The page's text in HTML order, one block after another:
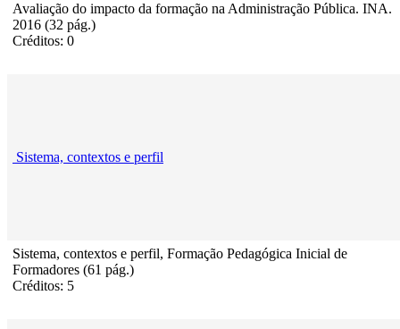
Avaliação do impacto da formação na Administração Pública. INA.
2016 (32 pág.)
Créditos: 0
Sistema, contextos e perfil
Sistema, contextos e perfil, Formação Pedagógica Inicial de
Formadores (61 pág.)
Créditos: 5